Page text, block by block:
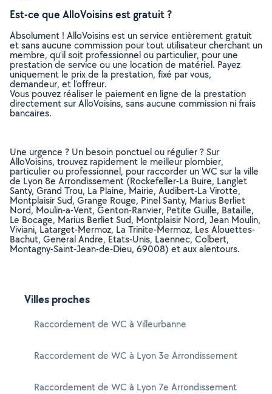
Est-ce que AlloVoisins est gratuit ?
Absolument ! AlloVoisins est un service entièrement gratuit
et sans aucune commission pour tout utilisateur cherchant un
membre, qu’il soit professionnel ou particulier, pour une
prestation de service ou une location de matériel. Payez
uniquement le prix de la prestation, fixé par vous,
demandeur, et l’offreur.
Vous pouvez réaliser le paiement en ligne de la prestation
directement sur AlloVoisins, sans aucune commission ni frais
bancaires.
Une urgence ? Un besoin ponctuel ou régulier ? Sur
AlloVoisins, trouvez rapidement le meilleur plombier,
particulier ou professionnel, pour raccorder un WC sur la ville
de Lyon 8e Arrondissement (Rockefeller-La Buire, Langlet
Santy, Grand Trou, La Plaine, Mairie, Audibert-La Virotte,
Montplaisir Sud, Grange Rouge, Pinel Santy, Marius Berliet
Nord, Moulin-a-Vent, Genton-Ranvier, Petite Guille, Bataille,
Le Bocage, Marius Berliet Sud, Montplaisir Nord, Jean Moulin,
Viviani, Latarget-Mermoz, La Trinite-Mermoz, Les Alouettes-
Bachut, General Andre, Etats-Unis, Laennec, Colbert,
Montagny-Saint-Jean-de-Dieu, 69008) et aux alentours.
Villes proches
Raccordement de WC à Villeurbanne
Raccordement de WC à Lyon 3e Arrondissement
Raccordement de WC à Lyon 7e Arrondissement